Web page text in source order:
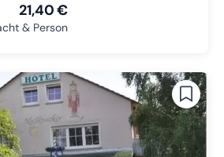
21,40 €
& Person